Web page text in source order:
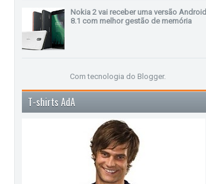
Nokia 2 vai receber uma versão Android
8.1 com melhor gestão de memória
Com tecnologia do Blogger.
T-shirts AdA